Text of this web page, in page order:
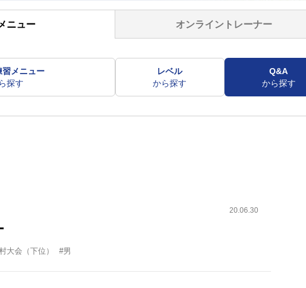
ニュー オンライントレーナー
習メニュー
探す
レベル
から探す
Q&A
から探す
20.06.30
大会（下位） #男